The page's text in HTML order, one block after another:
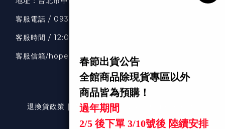
客服電話 / 0938318033
客服時間 / 12:00-20:00
客服信箱/hopeselects1111@gmail.com
退換貨政策 | 條款及細則 | 2024 © hopeselects